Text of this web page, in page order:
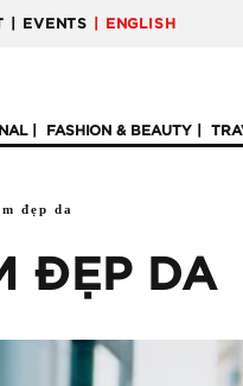
| EVENTS | ENGLISH
FASHION & BEAUTY
đẹp da
ĐẸP DA